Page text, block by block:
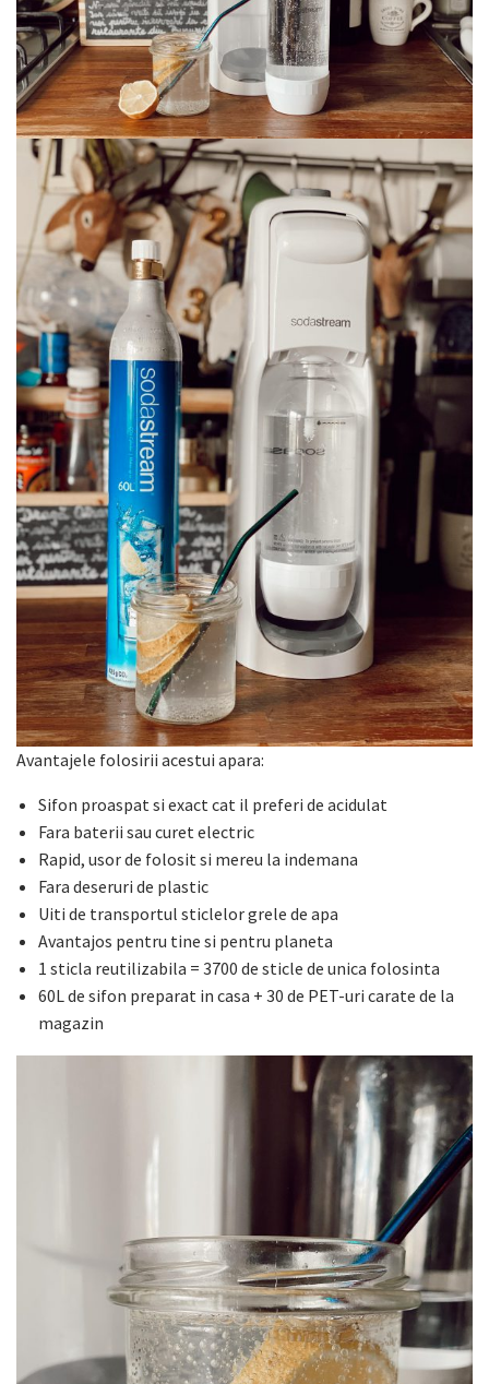
Avantajele folosirii acestui apara:
Sifon proaspat si exact cat il preferi de acidulat
Fara baterii sau curet electric
Rapid, usor de folosit si mereu la indemana
Fara deseruri de plastic
Uiti de transportul sticlelor grele de apa
Avantajos pentru tine si pentru planeta
1 sticla reutilizabila = 3700 de sticle de unica folosinta
60L de sifon preparat in casa + 30 de PET-uri carate de la
magazin